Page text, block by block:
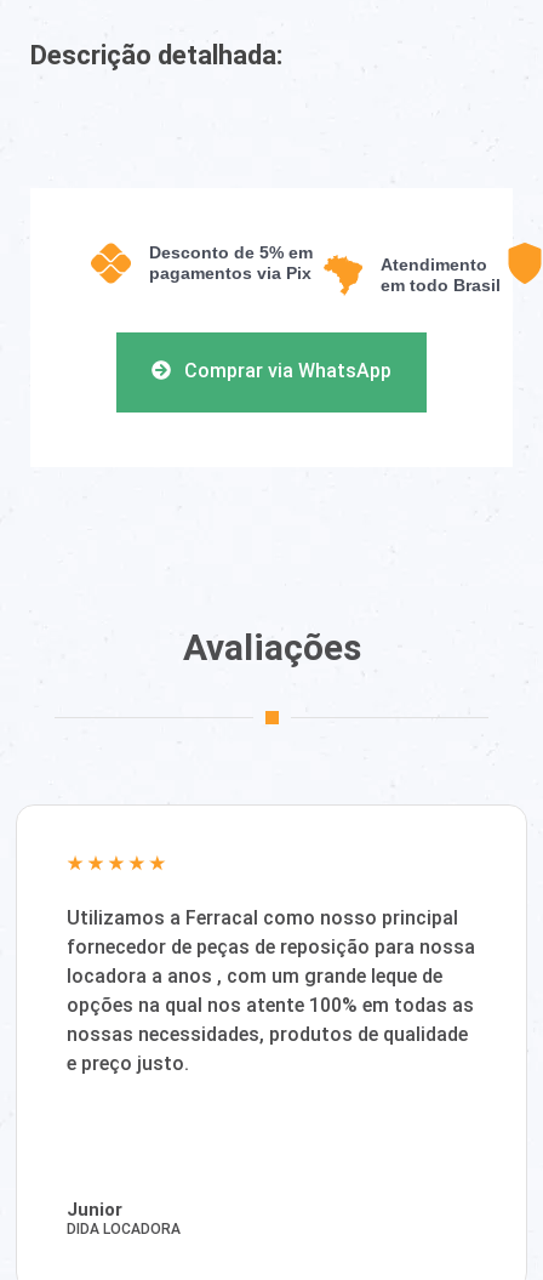
Descrição detalhada:
Comprar via WhatsApp
Desconto de 5% em
pagamentos via Pix
Atendimento
em todo Brasil
Avaliações
Utilizamos a Ferracal como nosso principal
fornecedor de peças de reposição para nossa
locadora a anos , com um grande leque de
opções na qual nos atente 100% em todas as
nossas necessidades, produtos de qualidade
e preço justo.
Junior
DIDA LOCADORA